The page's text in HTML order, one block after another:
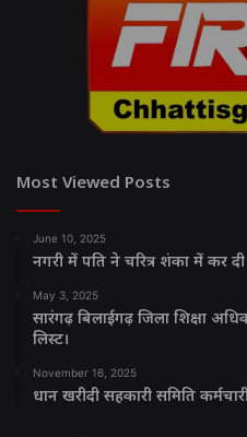
Most Viewed Posts
June 10, 2025
नगरी में पति ने चरित्र शंका में कर
May 3, 2025
सारंगढ़ बिलाईगढ़ जिला शिक्षा
लिस्ट।
November 16, 2025
धान खरीदी सहकारी समिति